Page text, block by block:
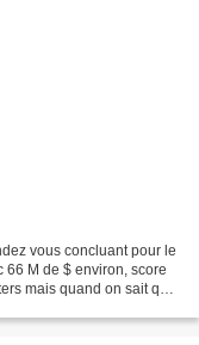
vous concluant pour le
M de $ environ, score
mais quand on sait que